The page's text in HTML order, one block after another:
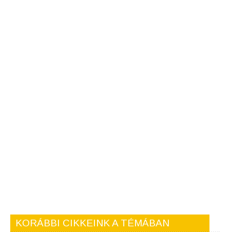
KORÁBBI CIKKEINK A TÉMÁBAN